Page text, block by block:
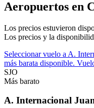
Aeropuertos en
Los precios estuvieron
Los precios y la
Seleccionar vuelo a A.
más barata disponible.
SJO
Más barato
A. Internacional